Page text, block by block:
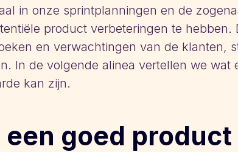
in onze sprintplanningen en de
product verbeteringen te hebben.
en verwachtingen van de klanten,
In de volgende alinea vertellen we wat
kan zijn.
een goed